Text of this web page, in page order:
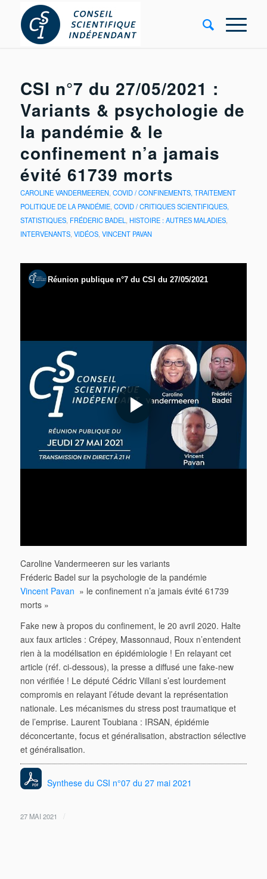
CSI n°7 du 27/05/2021 :
Variants & psychologie de
la pandémie & le
confinement n’a jamais
évité 61739 morts
CAROLINE VANDERMEEREN, COVID / CONFINEMENTS, TRAITEMENT
POLITIQUE DE LA PANDÉMIE, COVID / CRITIQUES SCIENTIFIQUES,
STATISTIQUES, FRÉDERIC BADEL HISTOIRE : AUTRES MALADIES,
INTERVENANTS, VIDÉOS, VINCENT PAVAN
Caroline Vandermeeren sur les variants
Fréderic Badel sur la psychologie de la pandémie
Vincent Pavan » le confinement n’a jamais évité 61739
morts »
Fake new à propos du confinement, le 20 avril 2020. Halte
aux faux articles : Crépey, Massonnaud, Roux n’entendent
rien à la modélisation en épidémiologie ! En relayant cet
article (réf. ci-dessous), la presse a diffusé une fake-new
non vérifiée ! Le député Cédric Villani s’est lourdement
compromis en relayant l’étude devant la représentation
nationale. Les mécanismes du stress post traumatique et
de l’emprise. Laurent Toubiana : IRSAN, épidémie
déconcertante, focus et généralisation, abstraction sélective
et généralisation.
Synthese du CSI n°07 du 27 mai 2021
27 MAI 2021 /